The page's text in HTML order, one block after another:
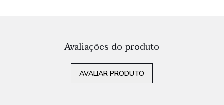
Avaliações do produto
AVALIAR PRODUTO